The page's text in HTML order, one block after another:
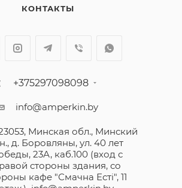
КОНТАКТЫ
+375297098098
info@amperkin.by
Минская обл., Минский
д. Боровляны, ул. 40 лет
23А, каб.100 (вход с
стороны здания, со
кафе "Смачна Естi", 11